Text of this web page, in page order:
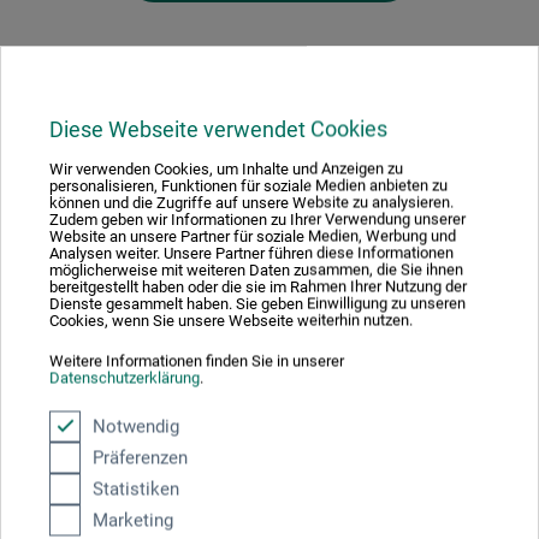
Diese Webseite verwendet Cookies
Wir verwenden Cookies, um Inhalte und Anzeigen zu
personalisieren, Funktionen für soziale Medien anbieten zu
können und die Zugriffe auf unsere Website zu analysieren.
Zudem geben wir Informationen zu Ihrer Verwendung unserer
Website an unsere Partner für soziale Medien, Werbung und
Analysen weiter. Unsere Partner führen diese Informationen
möglicherweise mit weiteren Daten zusammen, die Sie ihnen
bereitgestellt haben oder die sie im Rahmen Ihrer Nutzung der
Dienste gesammelt haben. Sie geben Einwilligung zu unseren
Cookies, wenn Sie unsere Webseite weiterhin nutzen.
Weitere Informationen finden Sie in unserer
Datenschutzerklärung.
Notwendig
Präferenzen
Statistiken
Marketing
Hersteller-Kontakt
Hier finden Sie die Kontaktdaten des Herstellers zu
diesem Produkt.
moses. Verlag GmbH
47906 Kempen
info@moses-verlag.de